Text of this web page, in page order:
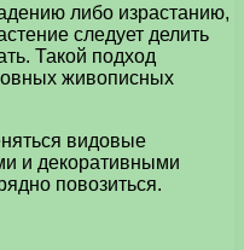
либо израстанию,
следует делить
Такой подход
живописных
видовые
и декоративными
повозиться.